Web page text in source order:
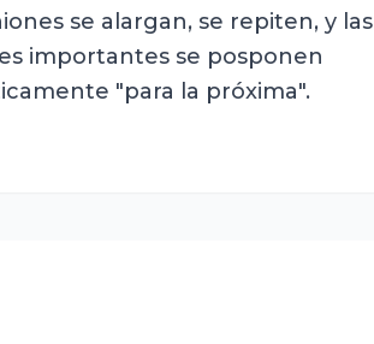
se alargan, se repiten, y las
importantes se posponen
"para la próxima".